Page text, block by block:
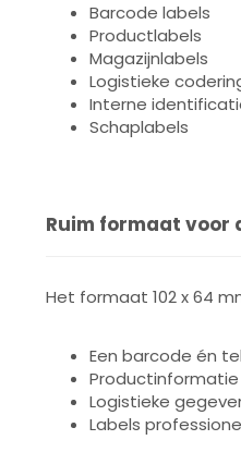
Barcode labels
Productlabels
Magazijnlabels
Logistieke
Interne
Schaplabels
Ruim formaat voor
Het formaat 102 x 64
Een barcode én
Logistieke
Labels